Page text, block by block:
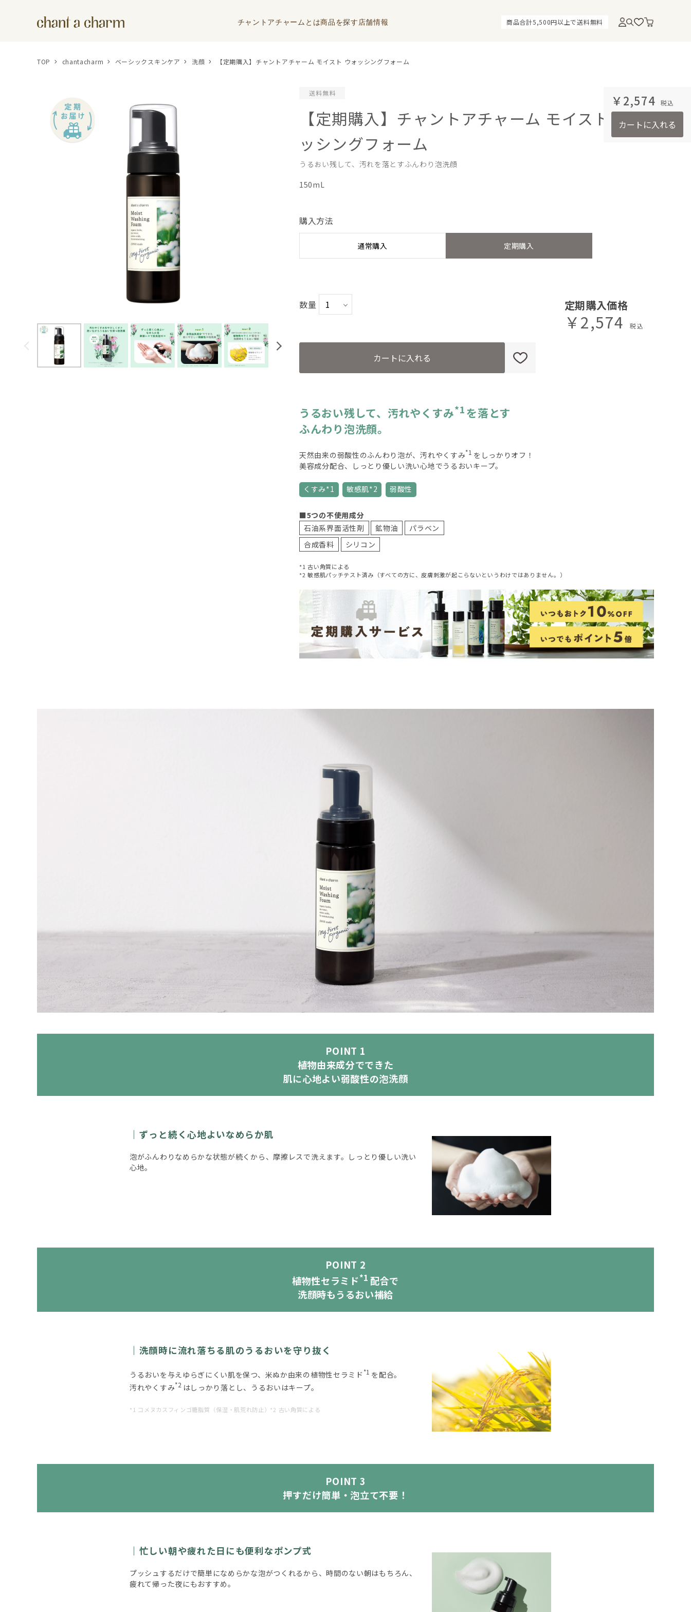
チャントアチャームとは商品を探す 店舗情報 商品合計5,500円以上で送料無料
TOP chantacharm ベーシックスキンケア 洗顔 【定期購入】チャントアチャーム モイスト ウォッシングフォーム
【定期購入】チャントアチャーム モイスト ウォ
ッシングフォーム
うるおい残して、汚れを落とすふんわり泡洗顔
購入方法
通常購入 定期購入
数量 定期購入価格
￥2,574
150mL
カートに入れる
うるおい残して、汚れやくすみ*1 を落とす
ふんわり泡洗顔。
天然由来の弱酸性のふんわり泡が、汚れやくすみ*1 をしっかりオフ！
美容成分配合、しっとり優しい洗い心地でうるおいキープ。
くすみ*1 敏感肌*2 弱酸性
■5つの不使用成分
石油系界面活性剤
鉱物油
パラベン
合成香料
シリコン
*1 古い角質による
*2 敏感肌パッチテスト済み（すべての方に、皮膚刺激が起こらないというわけではありません。）
POINT 1
植物由来成分でできた
肌に心地よい弱酸性の泡洗顔
ずっと続く心地よいなめらか肌
泡がふんわりなめらかな状態が続くから、摩擦レスで洗えます。しっとり優しい洗い
心地。
POINT 2
植物性セラミド*1 配合で
洗顔時もうるおい補給
洗顔時に流れ落ちる肌のうるおいを守り抜く
うるおいを与えゆらぎにくい肌を保つ、米ぬか由来の植物性セラミド *1 を配合。
汚れやくすみ*2 はしっかり落とし、うるおいはキープ。
*1 コメヌカスフィンゴ糖脂質（保湿・肌荒れ防止）*2 古い角質による
POINT 3
押すだけ簡単・泡立て不要！
忙しい朝や疲れた日にも便利なポンプ式
プッシュするだけで簡単になめらかな泡がつくれるから、時間のない朝はもちろん、
疲れて帰った夜にもおすすめ。
￥2,574
カートに入れる